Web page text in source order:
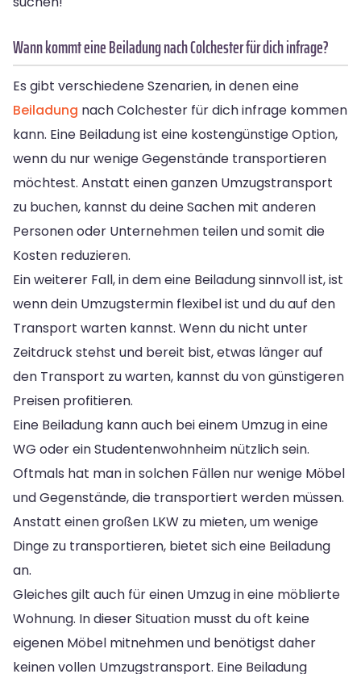
Wann kommt eine Beiladung nach Colchester für dich infrage?
Es gibt verschiedene Szenarien, in denen eine
Beiladung nach Colchester für dich infrage kommen
kann. Eine Beiladung ist eine kostengünstige Option,
wenn du nur wenige Gegenstände transportieren
möchtest. Anstatt einen ganzen Umzugstransport
zu buchen, kannst du deine Sachen mit anderen
Personen oder Unternehmen teilen und somit die
Kosten reduzieren.
Ein weiterer Fall, in dem eine Beiladung sinnvoll ist, ist
wenn dein Umzugstermin flexibel ist und du auf den
Transport warten kannst. Wenn du nicht unter
Zeitdruck stehst und bereit bist, etwas länger auf
den Transport zu warten, kannst du von günstigeren
Preisen profitieren.
Eine Beiladung kann auch bei einem Umzug in eine
WG oder ein Studentenwohnheim nützlich sein.
Oftmals hat man in solchen Fällen nur wenige Möbel
und Gegenstände, die transportiert werden müssen.
Anstatt einen großen LKW zu mieten, um wenige
Dinge zu transportieren, bietet sich eine Beiladung
an.
Gleiches gilt auch für einen Umzug in eine möblierte
Wohnung. In dieser Situation musst du oft keine
eigenen Möbel mitnehmen und benötigst daher
keinen vollen Umzugstransport. Eine Beiladung